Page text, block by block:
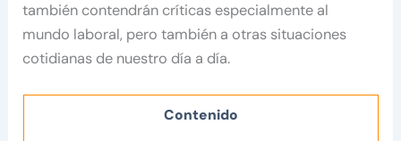
también contendrán críticas especialmente al
mundo laboral, pero también a otras situaciones
cotidianas de nuestro día a día.
Contenido